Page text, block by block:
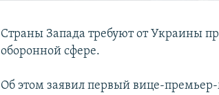
Страны Запада требуют от Украины
оборонной сфере.
Об этом заявил первый вице-